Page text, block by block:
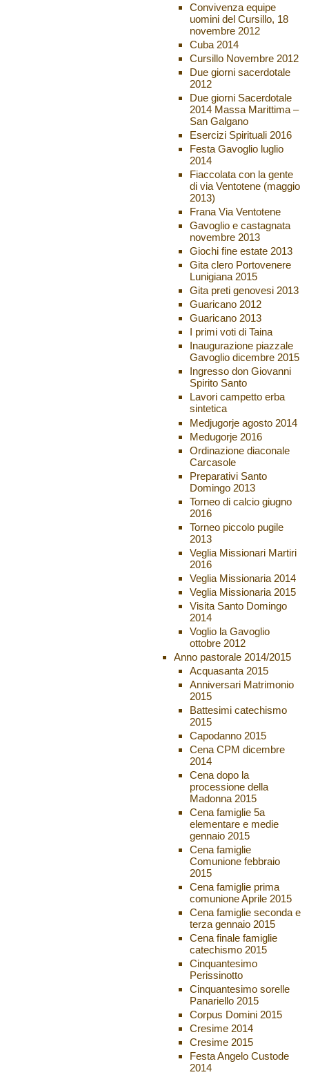
Convivenza equipe
uomini del Cursillo, 18
novembre 2012
Cuba 2014
Cursillo Novembre 2012
Due giorni sacerdotale
2012
Due giorni Sacerdotale
2014 Massa Marittima –
San Galgano
Esercizi Spirituali 2016
Festa Gavoglio luglio
2014
Fiaccolata con la gente
di via Ventotene (maggio
2013)
Frana Via Ventotene
Gavoglio e castagnata
novembre 2013
Giochi fine estate 2013
Gita clero Portovenere
Lunigiana 2015
Gita preti genovesi 2013
Guaricano 2012
Guaricano 2013
I primi voti di Taina
Inaugurazione piazzale
Gavoglio dicembre 2015
Ingresso don Giovanni
Spirito Santo
Lavori campetto erba
sintetica
Medjugorje agosto 2014
Medugorje 2016
Ordinazione diaconale
Carcasole
Preparativi Santo
Domingo 2013
Torneo di calcio giugno
2016
Torneo piccolo pugile
2013
Veglia Missionari Martiri
2016
Veglia Missionaria 2014
Veglia Missionaria 2015
Visita Santo Domingo
2014
Voglio la Gavoglio
ottobre 2012
Anno pastorale 2014/2015
Acquasanta 2015
Anniversari Matrimonio
2015
Battesimi catechismo
2015
Capodanno 2015
Cena CPM dicembre
2014
Cena dopo la
processione della
Madonna 2015
Cena famiglie 5a
elementare e medie
gennaio 2015
Cena famiglie
Comunione febbraio
2015
Cena famiglie prima
comunione Aprile 2015
Cena famiglie seconda e
terza gennaio 2015
Cena finale famiglie
catechismo 2015
Cinquantesimo
Perissinotto
Cinquantesimo sorelle
Panariello 2015
Corpus Domini 2015
Cresime 2014
Cresime 2015
Festa Angelo Custode
2014